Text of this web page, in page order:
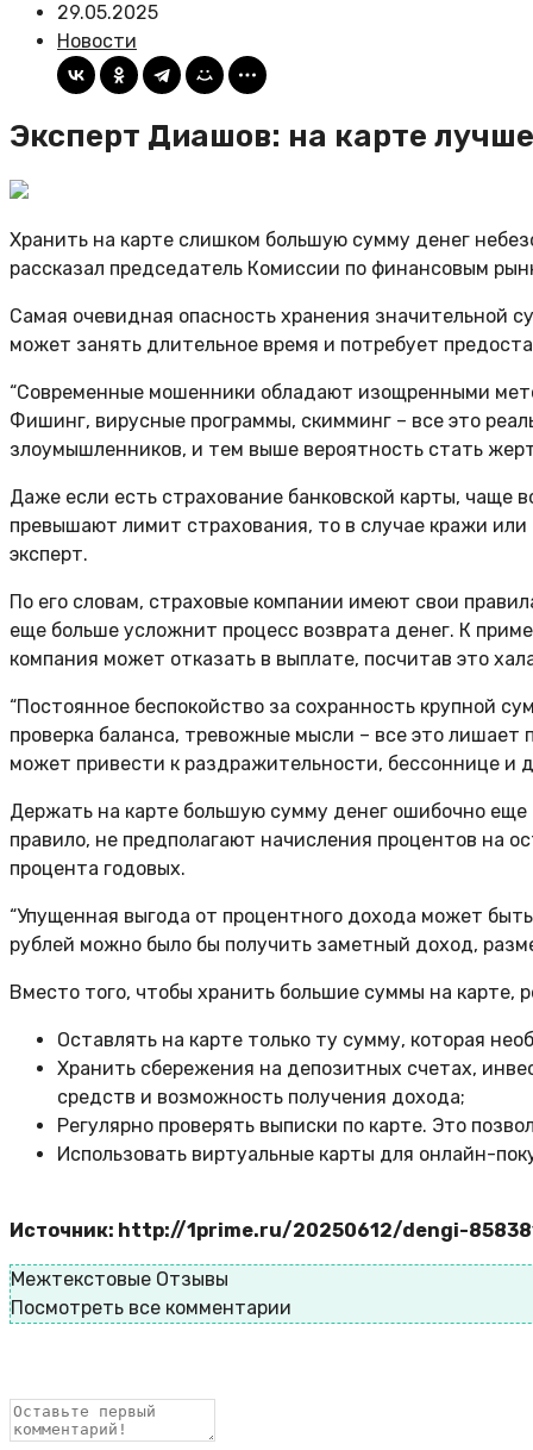
29.05.2025
Новости
Эксперт Диашов: на карте
Хранить на карте слишком большую сумму денег
рассказал председатель Комиссии по финансовым
Самая очевидная опасность хранения значительной
может занять длительное время и потребует
“Современные мошенники обладают изощренными
Фишинг, вирусные программы, скимминг – все это
злоумышленников, и тем выше вероятность стать
Даже если есть страхование банковской карты, чаще
превышают лимит страхования, то в случае кражи
эксперт.
По его словам, страховые компании имеют свои
еще больше усложнит процесс возврата денег. К
компания может отказать в выплате, посчитав это
“Постоянное беспокойство за сохранность крупной
проверка баланса, тревожные мысли – все это лишает
может привести к раздражительности, бессоннице и
Держать на карте большую сумму денег ошибочно еще
правило, не предполагают начисления процентов на
процента годовых.
“Упущенная выгода от процентного дохода может
рублей можно было бы получить заметный доход,
Вместо того, чтобы хранить большие суммы на карте,
Оставлять на карте только ту сумму, которая
Хранить сбережения на депозитных счетах,
средств и возможность получения дохода;
Регулярно проверять выписки по карте. Это
Использовать виртуальные карты для онлайн-
Источник: http://1prime.ru/20250612/dengi-
Межтекстовые Отзывы
Посмотреть все комментарии